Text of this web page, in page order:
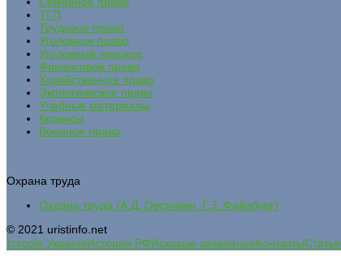
ТГП
Трудовое право
Уголовное право
Уголовный процесс
Финансовое право
Хозяйственное право
Экологическое право
Учебные материалы
Кодексы
Военное право
Охрана труда
Охрана труда (А.Д. Овсянкин, Г.З. Файнбург)
© 2021 uristinfo.net
Історія УкраїниИстория РФИсковые заявленияКонтактыСтатьи